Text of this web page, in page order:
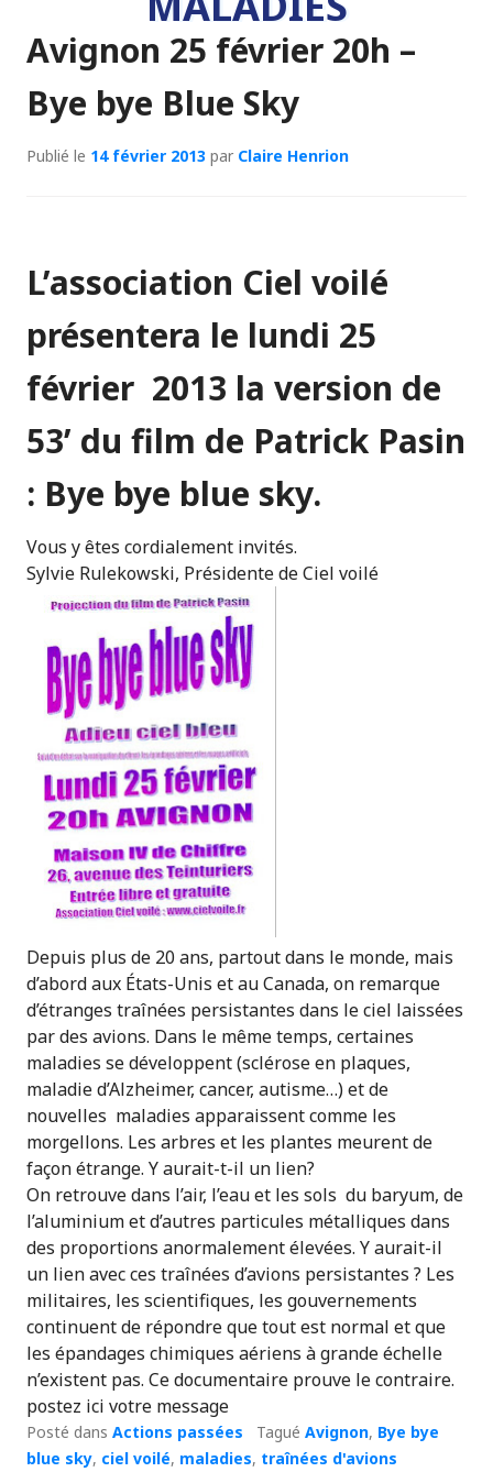
Avignon 25 février 20h –
Bye bye Blue Sky
Publié le 14 février 2013 par Claire Henrion
L’association Ciel voilé
présentera le lundi 25
février 2013 la version de
53’ du film de Patrick Pasin
: Bye bye blue sky.
Vous y êtes cordialement invités.
Sylvie Rulekowski, Présidente de Ciel voilé
Depuis plus de 20 ans, partout dans le monde, mais
d’abord aux États-Unis et au Canada, on remarque
d’étranges traînées persistantes dans le ciel laissées
par des avions. Dans le même temps, certaines
maladies se développent (sclérose en plaques,
maladie d’Alzheimer, cancer, autisme…) et de
nouvelles maladies apparaissent comme les
morgellons. Les arbres et les plantes meurent de
façon étrange. Y aurait-t-il un lien?
On retrouve dans l’air, l’eau et les sols du baryum, de
l’aluminium et d’autres particules métalliques dans
des proportions anormalement élevées. Y aurait-il
un lien avec ces traînées d’avions persistantes ? Les
militaires, les scientifiques, les gouvernements
continuent de répondre que tout est normal et que
les épandages chimiques aériens à grande échelle
n’existent pas. Ce documentaire prouve le contraire.
postez ici votre message
Posté dans Actions passées Tagué Avignon, Bye bye
blue sky, ciel voilé, maladies, traînées d'avions